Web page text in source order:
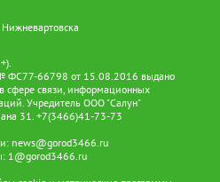
ФС77-66798 от 15.08.2016 выдано
сфере связи, информационных
Учредитель ООО "Салун"
31. +7(3466)41-73-73
news@gorod3466.ru
1@gorod3466.ru